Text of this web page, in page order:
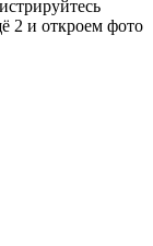
2 и откроем фото